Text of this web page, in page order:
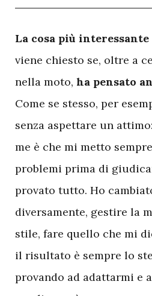
La cosa più interessante
viene chiesto se, oltre a
nella moto, ha pensato
Come se stesso, per
senza aspettare un
me è che mi metto
problemi prima di
provato tutto. Ho
diversamente, gestire la
stile, fare quello che mi
il risultato è sempre lo
provando ad adattarmi e